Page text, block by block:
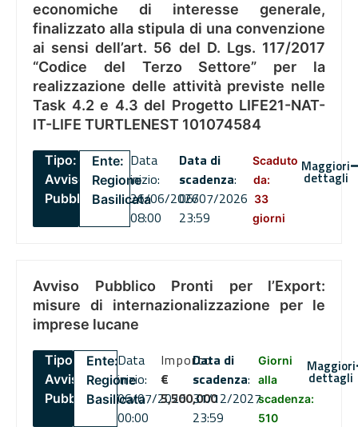
economiche di interesse generale,
finalizzato alla stipula di una convenzione
ai sensi dell’art. 56 del D. Lgs. 117/2017
“Codice del Terzo Settore” per la
realizzazione delle attività previste nelle
Task 4.2 e 4.3 del Progetto LIFE21-NAT-
IT-LIFE TURTLENEST 101074584
Tipo:
Avviso
Pubblico
Ente:
Regione
Basilicata
Data
inizio:
26/06/2026
08:00
Data di
scadenza:
06/07/2026
23:59
Scaduto
da:
33
giorni
Maggiori
dettagli
Avviso Pubblico Pronti per l’Export:
misure di internazionalizzazione per le
imprese lucane
Tipo:
Avviso
Pubblico
Ente:
Regione
Basilicata
Data
inizio:
06/07/2026
00:00
Importo
€
5,500,000
Data di
scadenza:
31/12/2027
23:59
Giorni
alla
scadenza:
510
Maggiori
dettagli